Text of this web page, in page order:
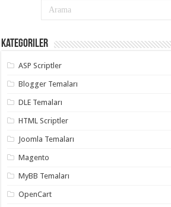
Kategoriler
ASP Scriptler
Blogger Temaları
DLE Temaları
HTML Scriptler
Joomla Temaları
Magento
MyBB Temaları
OpenCart